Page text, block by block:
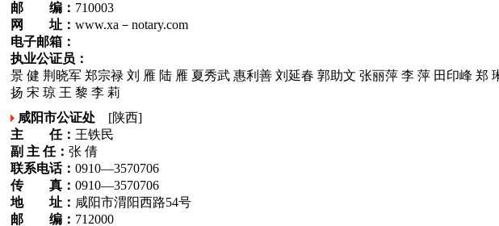
邮 编： 710003
网 址： www.xa－notary.com
电子邮箱：
执业公证员：
景 健 荆晓军 郑宗禄 刘 雁 陆 雁 夏秀武 惠利善 刘延春 郭助文 张丽萍 李 萍 田印峰
扬 宋 琼 王 黎 李 莉
咸阳市公证处 [陕西]
主 任： 王铁民
副 主 任： 张 倩
联系电话： 0910—3570706
传 真： 0910—3570706
地 址： 咸阳市渭阳西路54号
邮 编： 712000